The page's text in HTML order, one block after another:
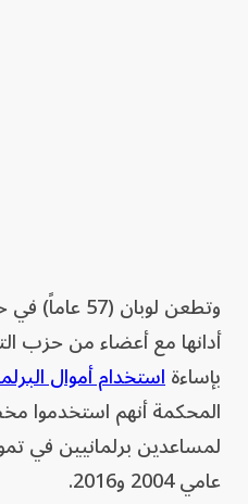
أدانها مع أعضاء من حزب
بإساءةاستخدام أموال
المحكمة أنهم
لمساعدين برلمانيين في
عامي 2004 و2016.